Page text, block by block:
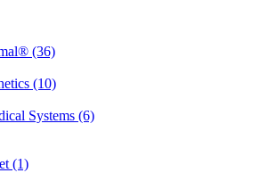
(36)
(10)
Systems (6)
(1)